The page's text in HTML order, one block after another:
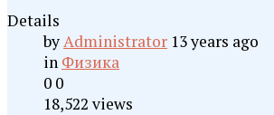
Details
byAdministrator 13 years ago
in Физика
0 0
18,522 views